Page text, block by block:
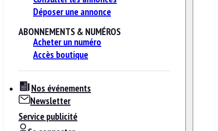
Déposer une annonce
ABONNEMENTS & NUMÉROS
Acheter un numéro
Accès boutique
Nos événements
Newsletter
Service publicité